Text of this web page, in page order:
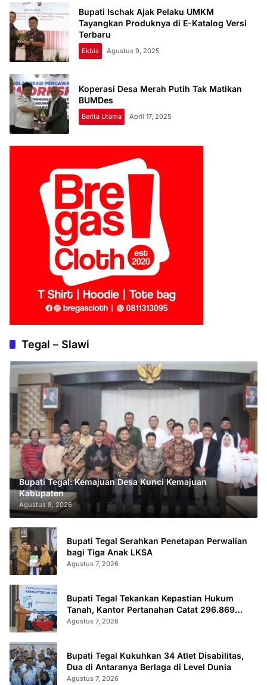
Bupati Ischak Ajak Pelaku UMKM
Tayangkan Produknya di E-Katalog Versi
Terbaru
Ekbis Agustus 9, 2025
Koperasi Desa Merah Putih Tak Matikan
BUMDes
Berita Utama April 17, 2025
Tegal – Slawi
Bupati Tegal: Kemajuan Desa Kunci Kemajuan
Kabupaten
Agustus 8, 2026
Bupati Tegal Serahkan Penetapan Perwalian
bagi Tiga Anak LKSA
Agustus 7, 2026
Bupati Tegal Tekankan Kepastian Hukum
Tanah, Kantor Pertanahan Catat 296.869
Sertifikat Terbit
Agustus 7, 2026
Bupati Tegal Kukuhkan 34 Atlet Disabilitas,
Dua di Antaranya Berlaga di Level Dunia
Agustus 7, 2026